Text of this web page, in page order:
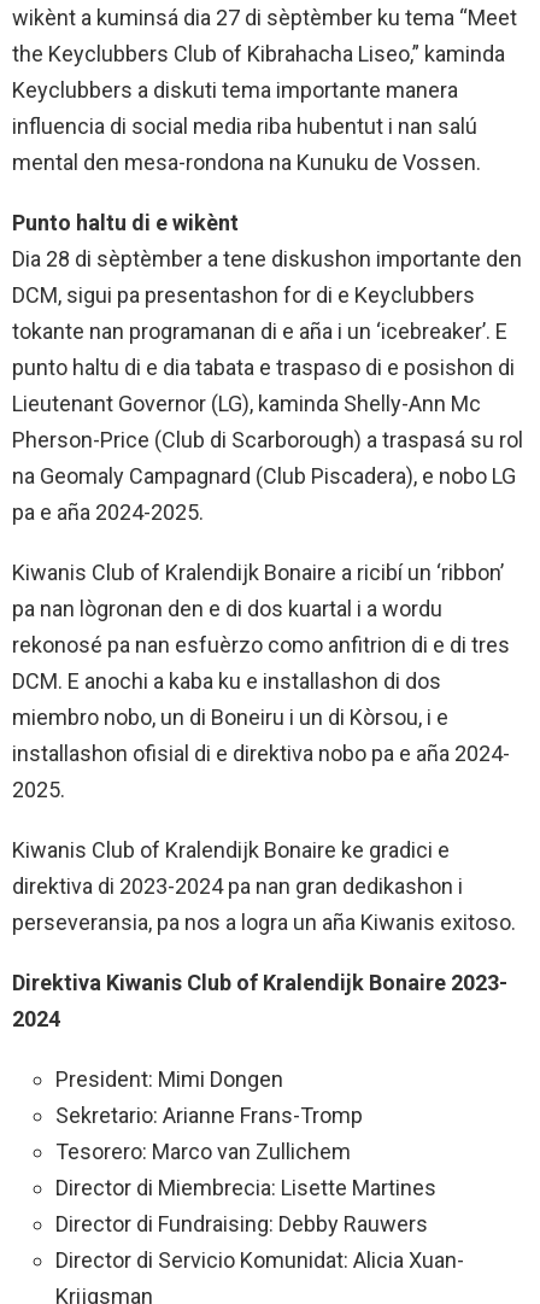
wikènt a kuminsá dia 27 di sèptèmber ku tema “Meet
the Keyclubbers Club of Kibrahacha Liseo,” kaminda
Keyclubbers a diskuti tema importante manera
influencia di social media riba hubentut i nan salú
mental den mesa-rondona na Kunuku de Vossen.
Punto haltu di e wikènt
Dia 28 di sèptèmber a tene diskushon importante den
DCM, sigui pa presentashon for di e Keyclubbers
tokante nan programanan di e aña i un ‘icebreaker’. E
punto haltu di e dia tabata e traspaso di e posishon di
Lieutenant Governor (LG), kaminda Shelly-Ann Mc
Pherson-Price (Club di Scarborough) a traspasá su rol
na Geomaly Campagnard (Club Piscadera), e nobo LG
pa e aña 2024-2025.
Kiwanis Club of Kralendijk Bonaire a ricibí un ‘ribbon’
pa nan lògronan den e di dos kuartal i a wordu
rekonosé pa nan esfuèrzo como anfitrion di e di tres
DCM. E anochi a kaba ku e installashon di dos
miembro nobo, un di Boneiru i un di Kòrsou, i e
installashon ofisial di e direktiva nobo pa e aña 2024-
2025.
Kiwanis Club of Kralendijk Bonaire ke gradici e
direktiva di 2023-2024 pa nan gran dedikashon i
perseveransia, pa nos a logra un aña Kiwanis exitoso.
Direktiva Kiwanis Club of Kralendijk Bonaire 2023-
2024
President: Mimi Dongen
Sekretario: Arianne Frans-Tromp
Tesorero: Marco van Zullichem
Director di Miembrecia: Lisette Martines
Director di Fundraising: Debby Rauwers
Director di Servicio Komunidat: Alicia Xuan-
Krijgsman